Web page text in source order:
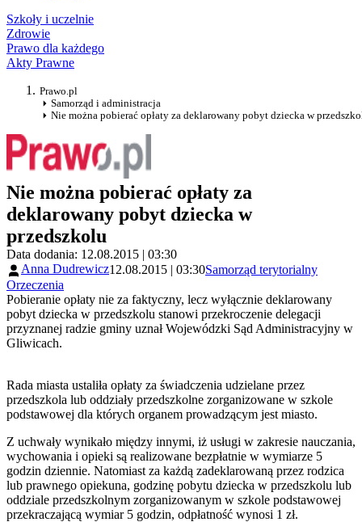
Szkoły i uczelnie
Zdrowie
Prawo dla każdego
Akty Prawne
Prawo.pl
Samorząd i administracja
Nie można pobierać opłaty za deklarowany pobyt dziecka w
Nie można pobierać opłaty za
deklarowany pobyt dziecka w
przedszkolu
Data dodania: 12.08.2015 | 03:30
Anna Dudrewicz12.08.2015 | 03:30Samorząd terytorialny
Orzeczenia
Pobieranie opłaty nie za faktyczny, lecz wyłącznie deklarowany
pobyt dziecka w przedszkolu stanowi przekroczenie delegacji
przyznanej radzie gminy uznał Wojewódzki Sąd Administracyjny w
Gliwicach.
Rada miasta ustaliła opłaty za świadczenia udzielane przez
przedszkola lub oddziały przedszkolne zorganizowane w szkole
podstawowej dla których organem prowadzącym jest miasto.
Z uchwały wynikało między innymi, iż usługi w zakresie nauczania,
wychowania i opieki są realizowane bezpłatnie w wymiarze 5
godzin dziennie. Natomiast za każdą zadeklarowaną przez rodzica
lub prawnego opiekuna, godzinę pobytu dziecka w przedszkolu lub
oddziale przedszkolnym zorganizowanym w szkole podstawowej
przekraczającą wymiar 5 godzin, odpłatność wynosi 1 zł.